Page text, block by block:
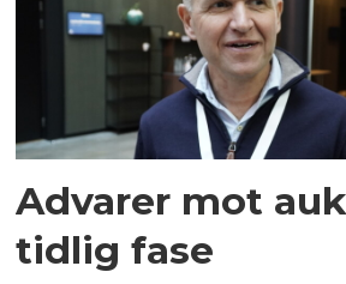
Advarer mot
tidlig fase